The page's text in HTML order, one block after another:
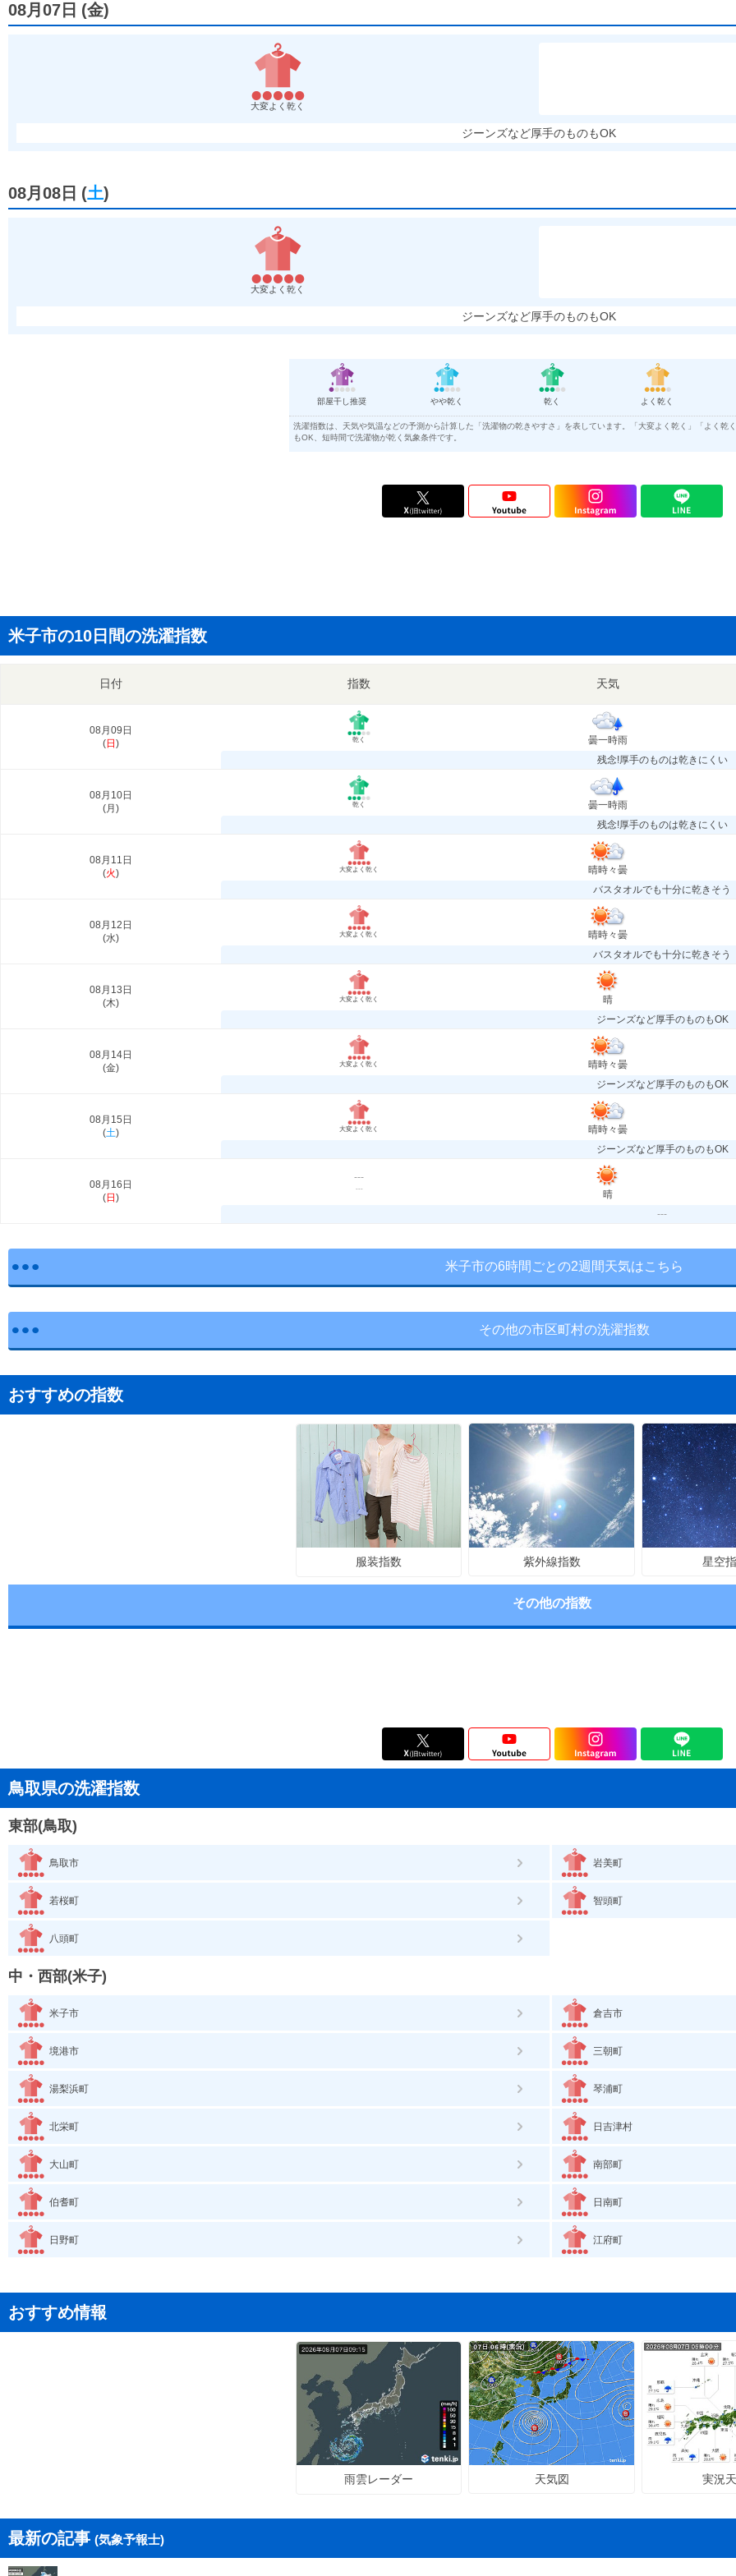
08月07日 (金)
大変よく乾く
ジーンズなど厚手のものもOK
08月08日 (土)
大変よく乾く
ジーンズなど厚手のものもOK
部屋干し推奨 やや乾く 乾く よく乾く
洗濯指数は、天気や気温などの予測から計算した「洗濯物の乾きやすさ」を表しています。「大変よく乾く」「よく乾
もOK、短時間で洗濯物が乾く気象条件です。
米子市の10日間の洗濯指数
日付 指数 天気
08月09日
(日 ) 乾く
曇一時雨
残念!厚手のものは乾きにくい
08月10日
(月 ) 乾く
曇一時雨
残念!厚手のものは乾きにくい
08月11日
(火) 大変よく乾く
晴時々曇
バスタオルでも十分に乾きそう
08月12日
(水) 大変よく乾く
晴時々曇
バスタオルでも十分に乾きそう
08月13日
(木) 大変よく乾く
晴
ジーンズなど厚手のものもOK
08月14日
(金) 大変よく乾く
晴時々曇
ジーンズなど厚手のものもOK
08月15日
(土) 大変よく乾く
晴時々曇
ジーンズなど厚手のものもOK
08月16日
(日 )
---
---
晴
---
米子市の6時間ごとの2週間天気はこちら
その他の市区町村の洗濯指数
おすすめの指数
服装指数 紫外線指数 星空
その他の指数
鳥取県の洗濯指数
東部(鳥取)
鳥取市 岩美町
若桜町 智頭町
八頭町
中・西部(米子)
米子市 倉吉市
境港市 三朝町
湯梨浜町 琴浦町
北栄町 日吉津村
大山町 南部町
伯耆町 日南町
日野町 江府町
おすすめ情報
雨雲レーダー 天気図 実況
最新の記事 (気象予報士)